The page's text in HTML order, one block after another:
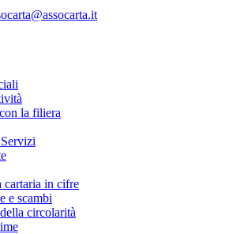
la filiera
cartaria in cifre
e scambi
circolarità